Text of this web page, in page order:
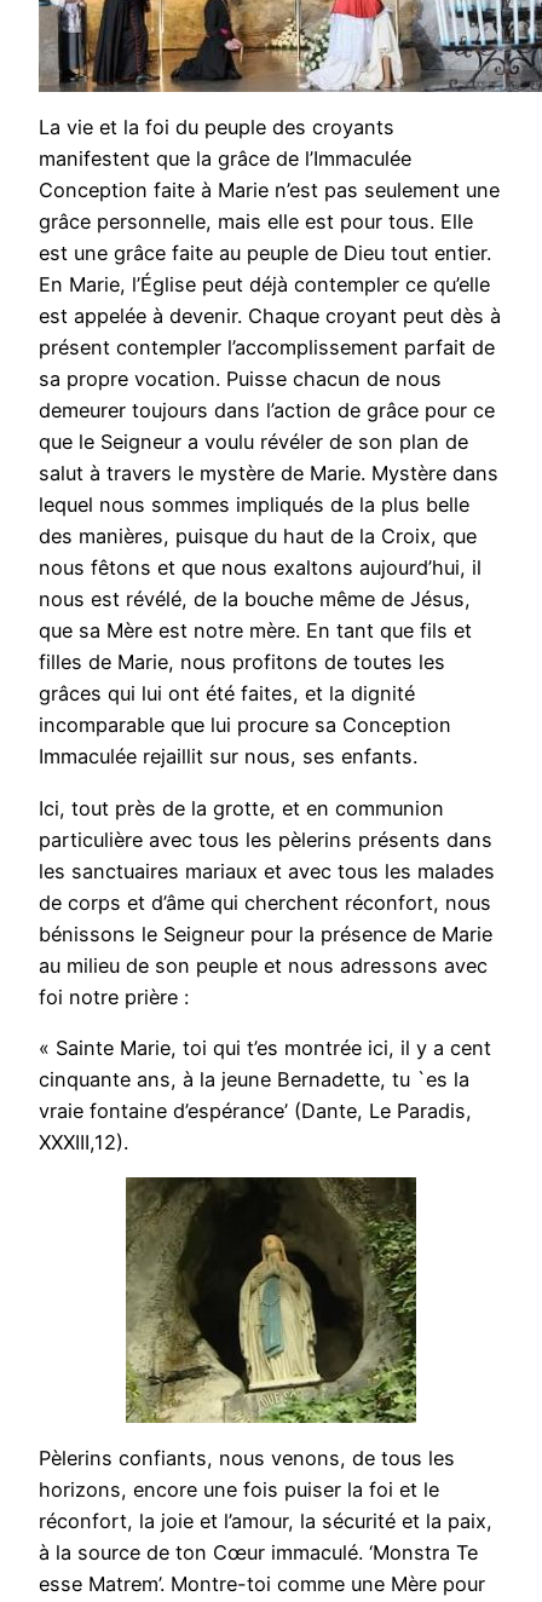
La vie et la foi du peuple des croyants
manifestent que la grâce de l’Immaculée
Conception faite à Marie n’est pas seulement une
grâce personnelle, mais elle est pour tous. Elle
est une grâce faite au peuple de Dieu tout entier.
En Marie, l’Église peut déjà contempler ce qu’elle
est appelée à devenir. Chaque croyant peut dès à
présent contempler l’accomplissement parfait de
sa propre vocation. Puisse chacun de nous
demeurer toujours dans l’action de grâce pour ce
que le Seigneur a voulu révéler de son plan de
salut à travers le mystère de Marie. Mystère dans
lequel nous sommes impliqués de la plus belle
des manières, puisque du haut de la Croix, que
nous fêtons et que nous exaltons aujourd’hui, il
nous est révélé, de la bouche même de Jésus,
que sa Mère est notre mère. En tant que fils et
filles de Marie, nous profitons de toutes les
grâces qui lui ont été faites, et la dignité
incomparable que lui procure sa Conception
Immaculée rejaillit sur nous, ses enfants.
Ici, tout près de la grotte, et en communion
particulière avec tous les pèlerins présents dans
les sanctuaires mariaux et avec tous les malades
de corps et d’âme qui cherchent réconfort, nous
bénissons le Seigneur pour la présence de Marie
au milieu de son peuple et nous adressons avec
foi notre prière :
« Sainte Marie, toi qui t’es montrée ici, il y a cent
cinquante ans, à la jeune Bernadette, tu `es la
vraie fontaine d’espérance’ (Dante, Le Paradis,
XXXIII,12).
Pèlerins confiants, nous venons, de tous les
horizons, encore une fois puiser la foi et le
réconfort, la joie et l’amour, la sécurité et la paix,
à la source de ton Cœur immaculé. ‘Monstra Te
esse Matrem’. Montre-toi comme une Mère pour